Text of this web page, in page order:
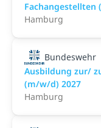
Fachangestellten
Hamburg
Bundeswehr
Ausbildung zur/
(m/w/d) 2027
Hamburg